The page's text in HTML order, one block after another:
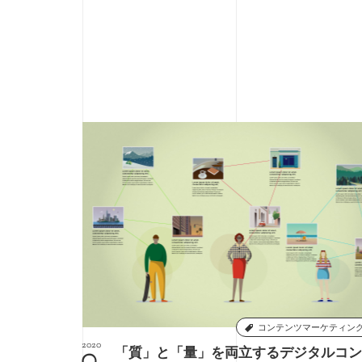
コンテンツマーケティン
2020 「質」と「量」を両立するデジタルコ